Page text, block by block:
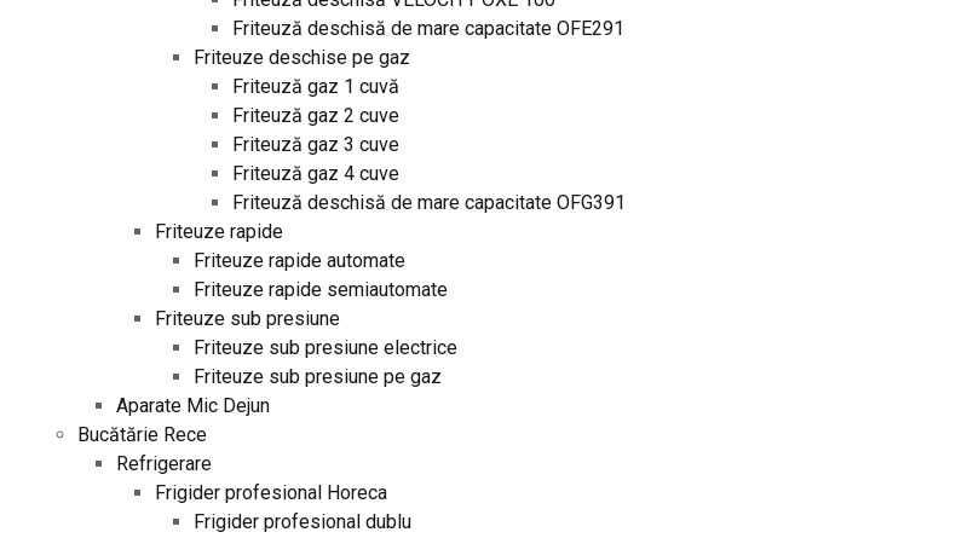
Friteuză deschisă de mare capacitate OFE291
Friteuze deschise pe gaz
Friteuză gaz 1 cuvă
Friteuză gaz 2 cuve
Friteuză gaz 3 cuve
Friteuză gaz 4 cuve
Friteuză deschisă de mare capacitate OFG391
Friteuze rapide
Friteuze rapide automate
Friteuze rapide semiautomate
Friteuze sub presiune
Friteuze sub presiune electrice
Friteuze sub presiune pe gaz
Aparate Mic Dejun
Bucătărie Rece
Refrigerare
Frigider profesional Horeca
Frigider profesional dublu